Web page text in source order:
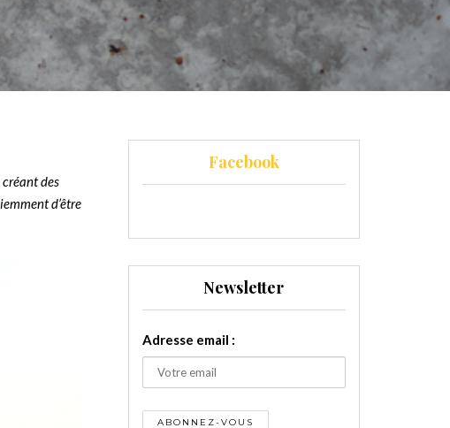
créant des
d’être
Facebook
Newsletter
Adresse email :